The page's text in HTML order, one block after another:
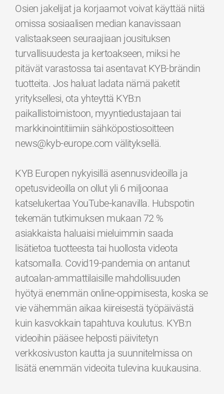
Osien jakelijat ja korjaamot voivat käyttää niitä
omissa sosiaalisen median kanavissaan
valistaakseen seuraajiaan jousituksen
turvallisuudesta ja kertoakseen, miksi he
pitävät varastossa tai asentavat KYB-brändin
tuotteita. Jos haluat ladata nämä paketit
yrityksellesi, ota yhteyttä KYB:n
paikallistoimistoon, myyntiedustajaan tai
markkinointitiimiin sähköpostiosoitteen
news@kyb-europe.com välityksellä.
KYB Europen nykyisillä asennusvideoilla ja
opetusvideoilla on ollut yli 6 miljoonaa
katselukertaa YouTube-kanavilla. Hubspotin
tekemän tutkimuksen mukaan 72 %
asiakkaista haluaisi mieluimmin saada
lisätietoa tuotteesta tai huollosta videota
katsomalla. Covid19-pandemia on antanut
autoalan-ammattilaisille mahdollisuuden
hyötyä enemmän online-oppimisesta, koska se
vie vähemmän aikaa kiireisestä työpäivästä
kuin kasvokkain tapahtuva koulutus. KYB:n
videoihin pääsee helposti päivitetyn
verkkosivuston kautta ja suunnitelmissa on
lisätä enemmän videoita tulevina kuukausina.